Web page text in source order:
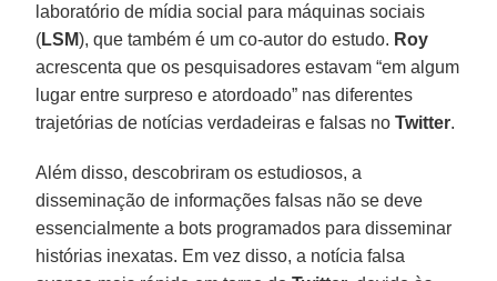
laboratório de mídia social para máquinas sociais
(LSM), que também é um co-autor do estudo. Roy
acrescenta que os pesquisadores estavam “em algum
lugar entre surpreso e atordoado” nas diferentes
trajetórias de notícias verdadeiras e falsas noTwitter.
Além disso, descobriram os estudiosos, a
disseminação de informações falsas não se deve
essencialmente a bots programados para disseminar
histórias inexatas. Em vez disso, a notícia falsa